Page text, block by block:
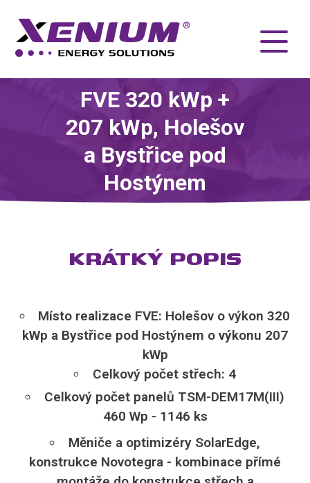
FVE 320 kWp +
207 kWp, Holešov
a Bystřice pod
Hostýnem
KRÁTKÝ POPIS
Místo realizace FVE: Holešov o výkon 320
kWp a Bystřice pod Hostýnem o výkonu 207
kWp
Celkový počet střech: 4
Celkový počet panelů TSM-DEM17M(III)
460 Wp - 1146 ks
Měniče a optimizéry SolarEdge,
konstrukce Novotegra - kombinace přímé